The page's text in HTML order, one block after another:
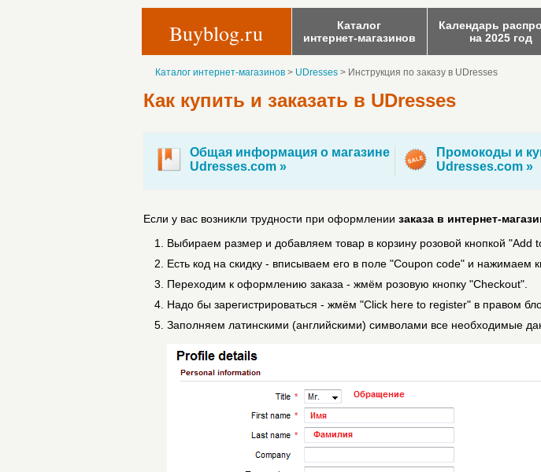
Buyblog.ru
Каталог
интернет-магазинов
Календарь
на 2025 год
Каталог интернет-магазинов > UDresses > Инструкция по заказу в UDresses
Как купить и заказать в UDresses
Общая информация о магазине
Udresses.com »
Промокоды и
Udresses.com »
Если у вас возникли трудности при оформлении заказа в интернет-
Выбираем размер и добавляем товар в корзину розовой кнопкой "Add
Есть код на скидку - вписываем его в поле "Coupon code" и нажимаем
Переходим к оформлению заказа - жмём розовую кнопку "Checkout".
Надо бы зарегистрироваться - жмём "Click here to register" в правом
Заполняем латинскими (английскими) символами все необходимые